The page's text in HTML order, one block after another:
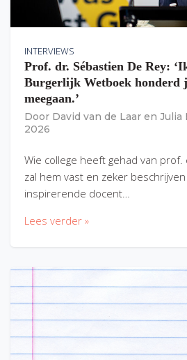
INTERVIEWS
Prof. dr. Sébastien De Rey:
Burgerlijk Wetboek honderd
meegaan.’
Door David van de Laar en Julia
2026
Wie college heeft gehad van prof.
zal hem vast en zeker
inspirerende docent…
Lees verder »